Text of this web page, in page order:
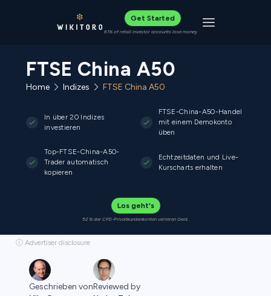
Get Started
61% of retail investor accounts lose money Toggle
FTSE China A50
Home Indizes FTSE China A50
In über 20 Indizes
investieren
FTSE-China-A50-Handel
mit einem Demokonto
üben
Top-FTSE-China-A50-
Trader automatisch
kopieren
Echtzeitdaten und Live-
Kurscharts erhalten
Los geht's
52 % der CFD-Privatkundenkonten verlieren Geld.
ⓘ Advertiser disclosure
Geschrieben vonReviewed by